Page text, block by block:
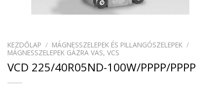
KEZDŐLAP / MÁGNESSZELEPEK ÉS PILLANGÓSZELEPEK /
MÁGNESSZELEPEK GÁZRA VAS, VCS
VCD 225/40R05ND-100W/PPPP/PPPP